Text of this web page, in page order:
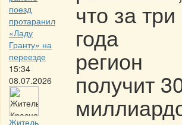
поезд
протаранил
«Ладу
Гранту» на
переезде
15:34
08.07.2026
Житель
что за три
года
регион
получит